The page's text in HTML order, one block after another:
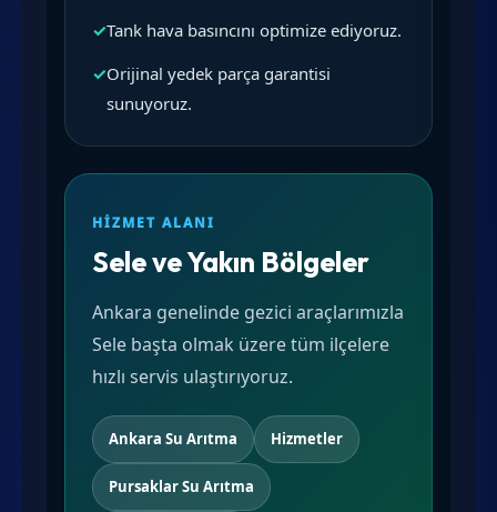
✓Tank hava basıncını optimize ediyoruz.
✓Orijinal yedek parça garantisi
sunuyoruz.
HIZMET ALANI
Sele ve Yakın Bölgeler
Ankara genelinde gezici araçlarımızla
Sele başta olmak üzere tüm ilçelere
hızlı servis ulaştırıyoruz.
Ankara Su Arıtma Hizmetler
Pursaklar Su Arıtma